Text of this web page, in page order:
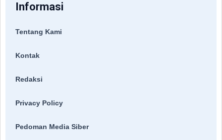
Informasi
Tentang Kami
Kontak
Redaksi
Privacy Policy
Pedoman Media Siber